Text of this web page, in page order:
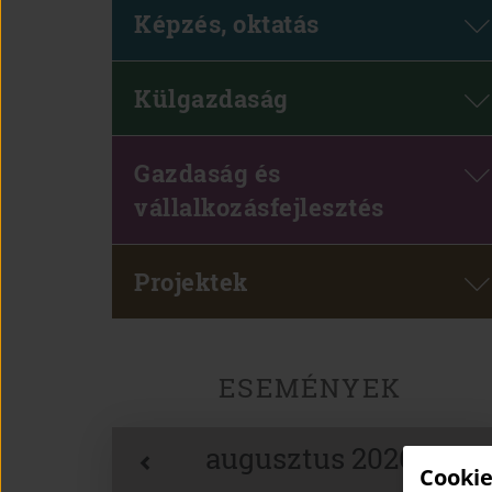
Képzés, oktatás
Külgazdaság
Gazdaság és
vállalkozásfejlesztés
Projektek
ESEMÉNYEK
augusztus 2026